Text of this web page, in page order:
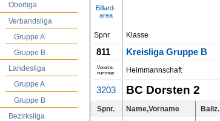
Oberliga
Verbandsliga
Gruppe A
Gruppe B
Landesliga
Gruppe A
Gruppe B
Bezirksliga
Billard-
area
Spnr Klasse
811 Kreisliga Gruppe B
Vereins-
nummer
Heimmannschaft
3203 BC Dorsten 2
Spnr. Name,Vorname Ballz.